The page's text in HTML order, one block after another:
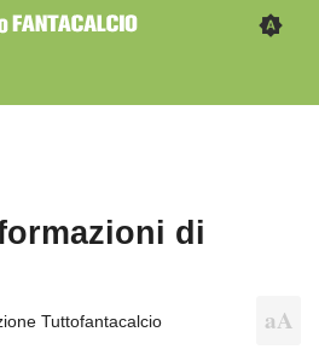
di
Tuttofantacalcio